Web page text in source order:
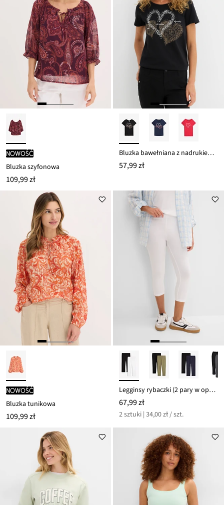
nowość
Bluzka szyfonowa
109,99 zł
Bluzka bawełniana z nadrukiem serca z bawełny organicznej
57,99 zł
nowość
Bluzka tunikowa
109,99 zł
Legginsy rybaczki (2 pary w opak.)
67,99 zł
2 sztuki | 34,00 zł / szt.